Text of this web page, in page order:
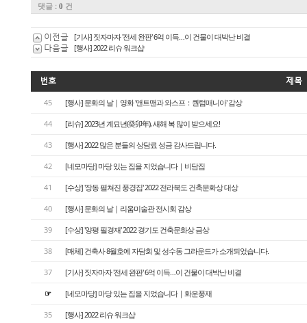
댓글 : 0 건
이전글 [기사] 짓자마자 '전세 완판' 6억 이득…이 건물이 대박난 비결
다음글 [행사] 2022 리슈 워크샵
번호 제목
45 [행사] 문화의 날｜영화 '앤트맨과 와스프：퀀텀매니아' 감상
44 [리슈] 2023년 계묘년(癸卯年), 새해 복 많이 받으세요!
43 [행사] 2022 많은 분들의 상담료 성금 감사드립니다.
42 [네모마당] 마당 있는 집을 지었습니다｜비담집
41 [수상] '장동 펼쳐진 풍경집' 2022 전라북도 건축문화상 대상
40 [행사] 문화의 날｜리움미술관 전시회 감상
39 [수상] '양평 필경재' 2022 경기도 건축문화상 금상
38 [매체] 건축사 8월호에 자담회 및 성수동 그라운드가 소개되었습니다.
37 [기사] 짓자마자 '전세 완판' 6억 이득…이 건물이 대박난 비결
☞ [네모마당] 마당 있는 집을 지었습니다｜화운풍재
35 [행사] 2022 리슈 워크샵